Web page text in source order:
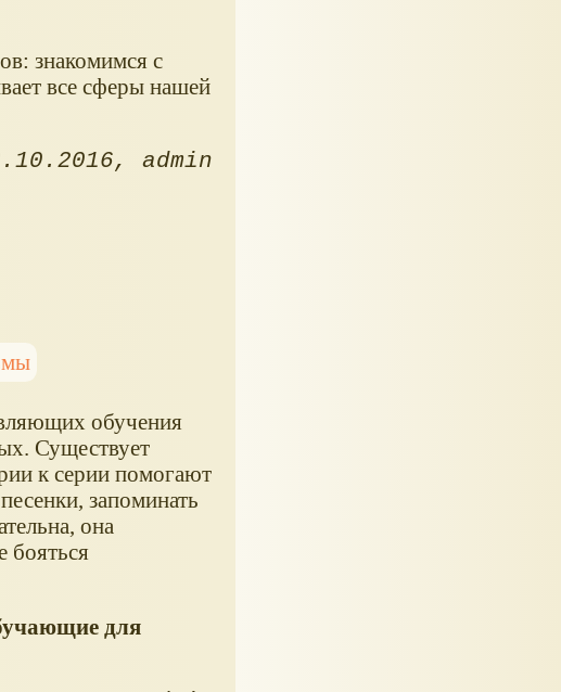
знакомимся с
все сферы нашей
admin
обучения
Существует
к серии помогают
запоминать
она
бояться
для